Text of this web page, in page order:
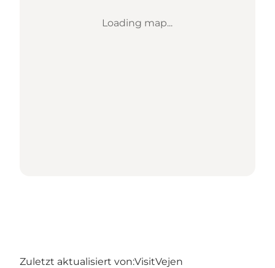
Loading map...
Zuletzt aktualisiert von:VisitVejen